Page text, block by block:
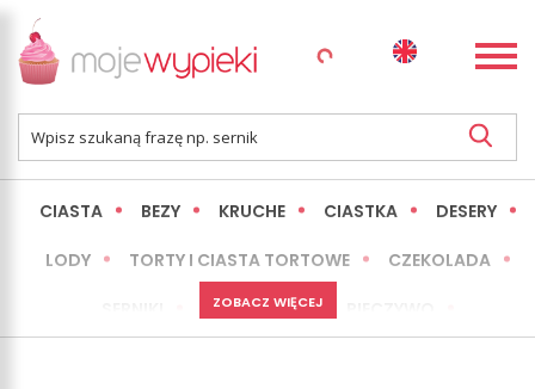
CIASTA BEZY KRUCHE CIASTKA DESERY
LODY TORTY I CIASTA TORTOWE CZEKOLADA
MINI WYPIEKI
ZOBACZ WIĘCEJ